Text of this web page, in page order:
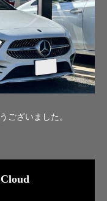
ございました。